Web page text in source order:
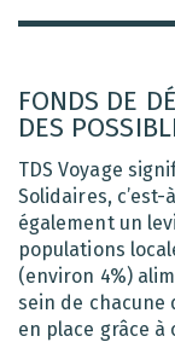
FONDS DE
DES
TDS Voyage
Solidaires,
également un
populations
(environ 4%)
sein de chacune
en place grâce